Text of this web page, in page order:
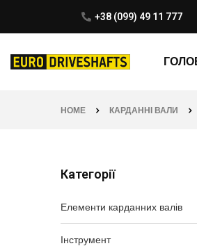
+38 (099) 49 11 777
HOME КАРДАННІ ВАЛИ
Категорії
Елементи карданних валів
Інструмент